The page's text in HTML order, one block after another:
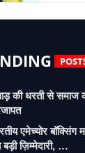
की धरती से समाज
एमेच्योर
बड़ी ज़िम्मेदारी, …